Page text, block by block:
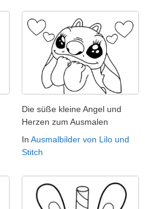
Die süße kleine Angel und
Herzen zum Ausmalen
In Ausmalbilder von Lilo und
Stitch